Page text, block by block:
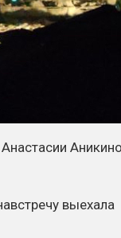
выехала